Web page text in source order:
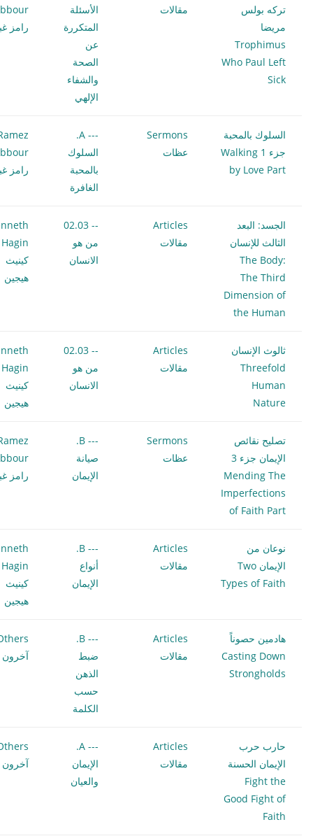
تركه بولس
مريضا
Trophimus
Who Paul Left
Sick
مقالات
الأسئلة
المتكررة
عن
الصحة
والشفاء
الإلهي
رامز
السلوك بالمحبة
جزء 1 Walking
by Love Part
Sermons
عظات
--- A.
السلوك
بالمحبة
الغافرة
رامز
الجسد: البعد
الثالث للإنسان
The Body:
The Third
Dimension of
the Human
Articles
مقالات
-- 02.03
من هو
الانسان
كينيث
هيجين
ثالوث الإنسان
Threefold
Human
Nature
Articles
مقالات
-- 02.03
من هو
الانسان
كينيث
هيجين
تصليح نقائص
الإيمان جزء 3
Mending The
Imperfections
of Faith Part
Sermons
عظات
--- B.
صيانة
الإيمان
رامز
نوعان من
الإيمان Two
Types of Faith
Articles
مقالات
--- B.
أنواع
الإيمان
كينيث
هيجين
هادمين حصوناً
Casting Down
Strongholds
Articles
مقالات
--- B.
ضبط
الذهن
حسب
الكلمة
آخرون
حارب حرب
الإيمان الحسنة
Fight the
Good Fight of
Faith
Articles
مقالات
--- A.
الإيمان
والعيان
آخرون